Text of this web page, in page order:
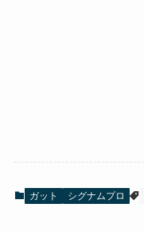
ガット シグナムプロ